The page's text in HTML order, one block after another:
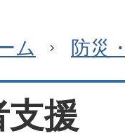
ム 防災
援